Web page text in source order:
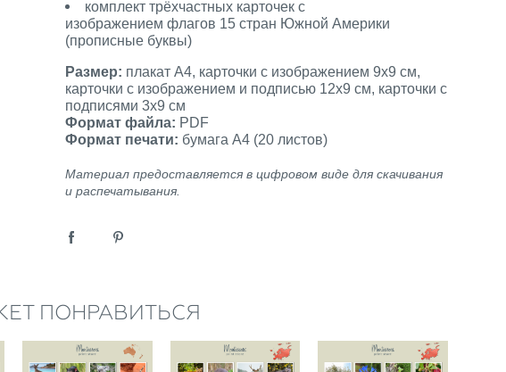
комплект трёхчастных карточек с
изображением флагов 15 стран Южной Америки
(прописные буквы)
Размер: плакат А4, карточки с изображением 9х9 см,
карточки с изображением и подписью 12х9 см, карточки с
подписями 3х9 см
Формат файла: PDF
Формат печати: бумага А4 (20 листов)
Материал предоставляется в цифровом виде для скачивания
и распечатывания.
ПОНРАВИТЬСЯ